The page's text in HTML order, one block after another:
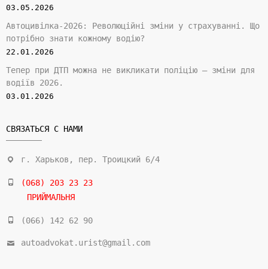
03.05.2026
Автоцивілка-2026: Революційні зміни у страхуванні. Що
потрібно знати кожному водію?
22.01.2026
Тепер при ДТП можна не викликати поліцію — зміни для
водіїв 2026.
03.01.2026
СВЯЗАТЬСЯ С НАМИ
г. Харьков, пер. Троицкий 6/4
(068) 203 23 23
ПРИЙМАЛЬНЯ
(066) 142 62 90
autoadvokat.urist@gmail.com